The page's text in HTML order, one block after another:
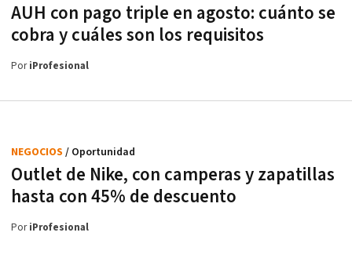
AUH con pago triple en agosto: cuánto se
cobra y cuáles son los requisitos
PoriProfesional
Outlet de Nike, con camperas y zapatillas
hasta con 45% de descuento
NEGOCIOS / Oportunidad
PoriProfesional